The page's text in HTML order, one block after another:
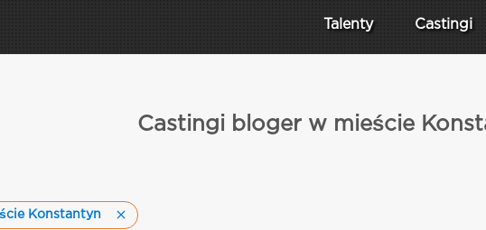
Talenty Castingi
Castingi bloger w mieście
Konstantyn